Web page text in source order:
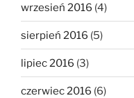
wrzesień 2016 (4)
sierpień 2016 (5)
lipiec 2016 (3)
czerwiec 2016 (6)